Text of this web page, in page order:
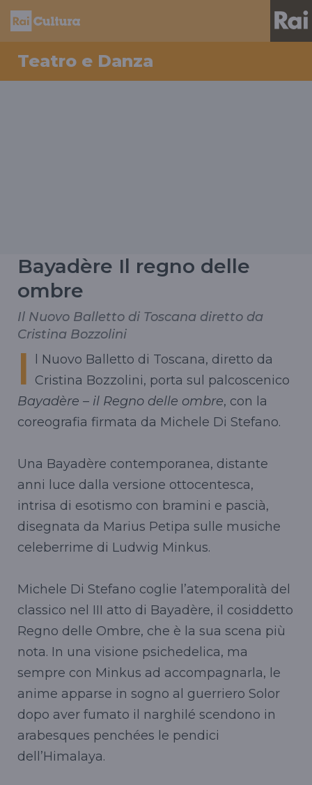
Teatro e Danza
Bayadère Il regno delle
ombre
Il Nuovo Balletto di Toscana diretto da
Cristina Bozzolini
l
l Nuovo Balletto di Toscana, diretto da
Cristina Bozzolini, porta sul palcoscenico
Bayadère – il Regno delle ombre, con la
coreografia firmata da Michele Di Stefano.
Una Bayadère contemporanea, distante
anni luce dalla versione ottocentesca,
intrisa di esotismo con bramini e pascià,
disegnata da Marius Petipa sulle musiche
celeberrime di Ludwig Minkus.
Michele Di Stefano coglie l’atemporalità del
classico nel III atto di Bayadère, il cosiddetto
Regno delle Ombre, che è la sua scena più
nota. In una visione psichedelica, ma
sempre con Minkus ad accompagnarla, le
anime apparse in sogno al guerriero Solor
dopo aver fumato il narghilé scendono in
arabesques penchées le pendici
dell’Himalaya.